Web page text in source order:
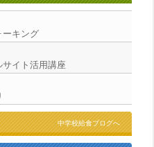
ーキング
イト活用講座
中学校給食ブログへ